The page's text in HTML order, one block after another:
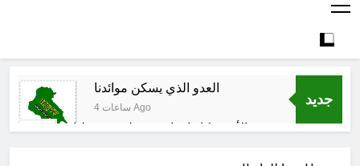
جديد
العدو الذي يسكن موائدنا
4 ساعات Ago
بالأمس كانوا يراهنون على سقوطنا